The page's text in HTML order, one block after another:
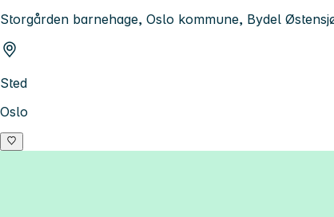
Storgården barnehage, Oslo kommune, Bydel
Sted
Oslo